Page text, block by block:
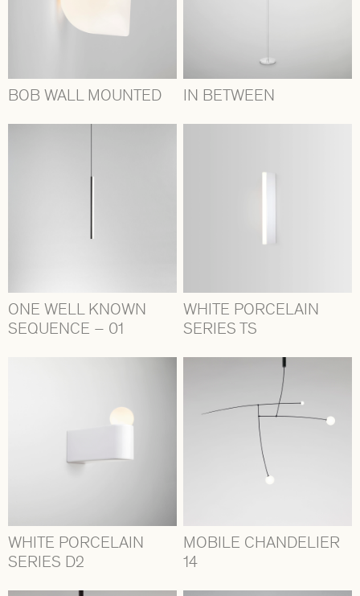
BOB WALL MOUNTED IN BETWEEN
ONE WELL KNOWN
SEQUENCE – 01
WHITE PORCELAIN
SERIES TS
WHITE PORCELAIN
SERIES D2
MOBILE CHANDELIER
14